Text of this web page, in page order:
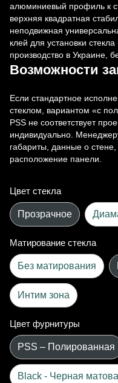
алюминиевый профиль к
верхняя квадратная
неподвижная
клей для установки
производство в Украине,
Возможности
Если стандартное
стеклом, вариантом «с
PSS не соответствует
индивидуально.
габариты, данные о
расположение панели.
Цвет стекла
Прозрачное
Матирование стекла
Без матирования
Интим зона
Цвет фурнитуры
PSS – Полированная
Black - Черная